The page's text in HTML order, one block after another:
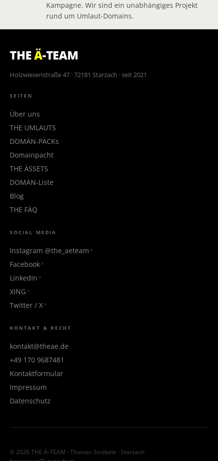
Kampagne. Wir sind ein unabhängiges Projekt
rund um Umlaut-Domains.
THEÄ-TEAM
Holzwiesenstraße 47 · 72181 Starzach · seit 2021
SEITEN
Über uns
THE UMLAUTS
DOMÄN-PÄCKs
Domainpacht
THE ÄSSETS
DOMÄN-Liste
Blog
THE FÄQ
SOCIAL MEDIA
Instagram @the_aeteam
Facebook
LinkedIn
XING
Twitter / X
KONTAKT & RECHT
kontakt@theae.de
+49 170 9687481
Kontaktformular
Impressum
Datenschutz
© 2026 THE Ä-TEAM · Thomas Ströbele · Starzach